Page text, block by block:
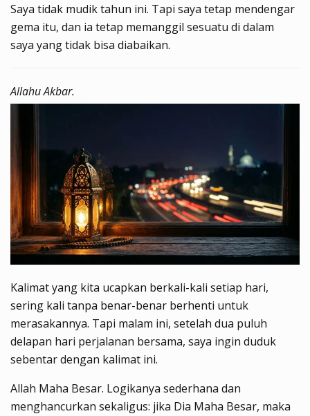
Saya tidak mudik tahun ini. Tapi saya tetap mendengar
gema itu, dan ia tetap memanggil sesuatu di dalam
saya yang tidak bisa diabaikan.
Allahu Akbar.
Kalimat yang kita ucapkan berkali-kali setiap hari,
sering kali tanpa benar-benar berhenti untuk
merasakannya. Tapi malam ini, setelah dua puluh
delapan hari perjalanan bersama, saya ingin duduk
sebentar dengan kalimat ini.
Allah Maha Besar. Logikanya sederhana dan
menghancurkan sekaligus: jika Dia Maha Besar, maka